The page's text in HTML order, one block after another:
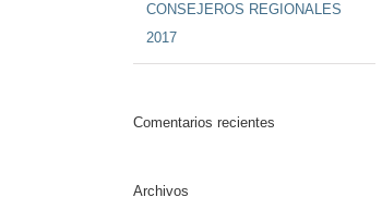
CONSEJEROS REGIONALES
2017
Comentarios recientes
Archivos